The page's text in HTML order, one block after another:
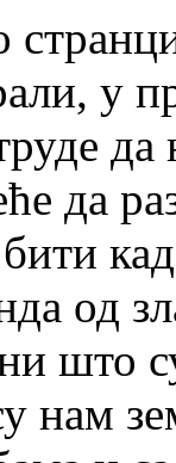
у
да
од
што
нам